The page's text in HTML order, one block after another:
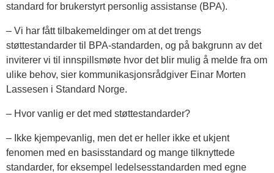
standard for brukerstyrt personlig assistanse (BPA).
– Vi har fått tilbakemeldinger om at det trengs
støttestandarder til BPA-standarden, og på bakgrunn av det
inviterer vi til innspillsmøte hvor det blir mulig å melde fra om
ulike behov, sier kommunikasjonsrådgiver Einar Morten
Lassesen i Standard Norge.
– Hvor vanlig er det med støttestandarder?
– Ikke kjempevanlig, men det er heller ikke et ukjent
fenomen med en basisstandard og mange tilknyttede
standarder, for eksempel ledelsesstandarden med egne